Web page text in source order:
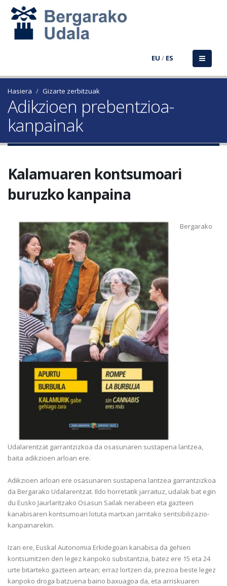
EU / ES
Hasiera Gizarte zerbitzuak
Adikzioen prebentzioa-
kanpainak
Kalamuaren kontsumoari
buruzko kanpaina
Bergarako
Udalarentzat garrantzizkoa da osasunaren sustapena lantzea,
baita adikzioen arloan ere.
Adikzioen arloan ere osasunaren sustapena lantzea garrantzizkoa
da Bergarako Udalarentzat. Ildo horretatik jarraituz, udalak bat egin
du Eusko Jaurlaritzako Osasun Sailak nerabeen eta gazteen
kanabisaren kontsumoari lotuta martxan jarritako sentsibilizazio-
kanpainarekin.
Izan ere, Euskal Autonomia Erkidegoan kanabisa da gehien
kontsumitzen den legez kanpoko substantzia, batez ere 15 eta 24
urte bitarteko gazteen artean; erraz lortzen da, prezioa beste legez
kanpoko droga batzuena baino baxuagoa da, eta arriskuaren